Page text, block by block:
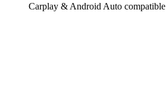
Carplay & Android Auto compatible